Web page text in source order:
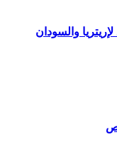
والسودان